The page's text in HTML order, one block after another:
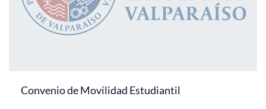
Convenio de Movilidad Estudiantil